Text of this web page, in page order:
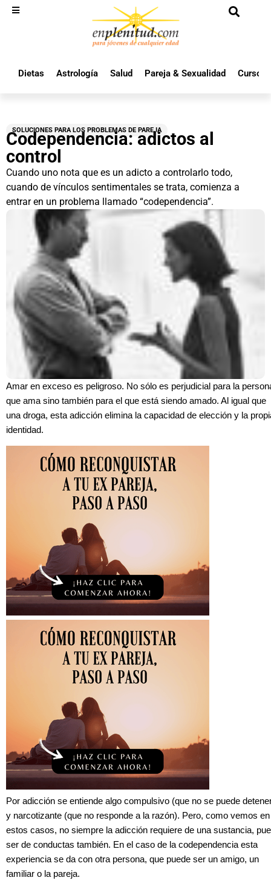
Dietas Astrología Salud Pareja & Sexualidad Cursos
SOLUCIONES PARA LOS PROBLEMAS DE PAREJA
Codependencia: adictos al
control
Cuando uno nota que es un adicto a controlarlo todo,
cuando de vínculos sentimentales se trata, comienza a
entrar en un problema llamado “codependencia”.
Amar en exceso es peligroso. No sólo es perjudicial para la
que ama sino también para el que está siendo amado. Al igual que
una droga, esta adicción elimina la capacidad de elección y la
identidad.
Por adicción se entiende algo compulsivo (que no se puede
y narcotizante (que no responde a la razón). Pero, como vemos en
estos casos, no siempre la adicción requiere de una sustancia,
ser de conductas también. En el caso de la codependencia esta
experiencia se da con otra persona, que puede ser un amigo, un
familiar o la pareja.